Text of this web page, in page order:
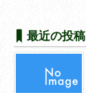
最近の投稿